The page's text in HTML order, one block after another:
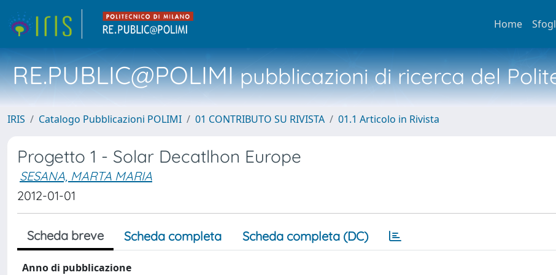
Home
RE.PUBLIC@POLIMIpubblicazioni di ricerca del
IRIS Catalogo Pubblicazioni POLIMI 01 CONTRIBUTO SU RIVISTA 01.1 Articolo in Rivista
Progetto 1 - Solar Decatlhon Europe
SESANA, MARTA MARIA
2012-01-01
Scheda breve Scheda completa Scheda completa (DC)
Anno di pubblicazione